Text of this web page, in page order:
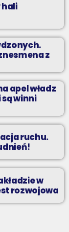
hali
z
apel władz
winni
ruchu.
w
rozwojowa